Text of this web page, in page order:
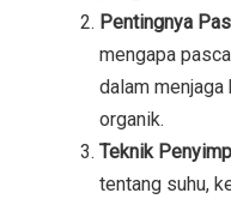
Pentingnya
mengapa
dalam
organik.
Teknik
tentang suhu,